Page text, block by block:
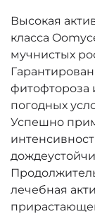
Высокая
класса
мучнистых
фитофтороза
погодных
Успешно
лечебная